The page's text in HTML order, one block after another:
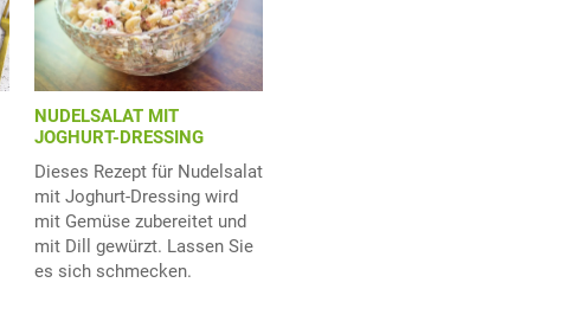
NUDELSALAT MIT
JOGHURT-DRESSING
Dieses Rezept für Nudelsalat
mit Joghurt-Dressing wird
mit Gemüse zubereitet und
mit Dill gewürzt. Lassen Sie
es sich schmecken.